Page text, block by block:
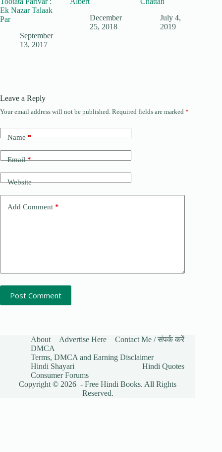
Ek Nazar Talaak
Par
September
13, 2017
December
25, 2018
July 4,
2019
Leave a Reply
Your email address will not be published. Required fields are marked *
Name*
Email*
Website
Add Comment *
Post Comment
About Advertise Here
Contact Me / संपर्क करें
DMCA
Terms, DMCA and Earning Disclaimer
Hindi Shayari
Hindi Quotes
Consumer Forums
Copyright © 2026 - Free Hindi Books. All Rights
Reserved.